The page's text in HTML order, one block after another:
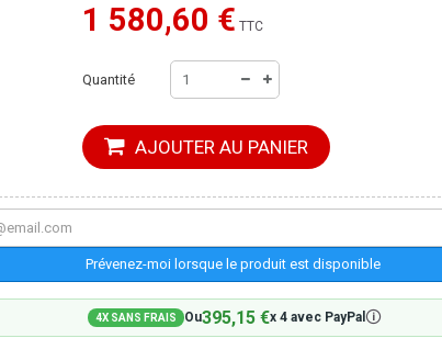
1 580,60 € TTC
Moins cher ailleurs ?
Quantité
AJOUTER AU PANIER
Prévenez-moi lorsque le produit est disponible
4X SANS FRAIS Ou395,15 €x 4 avec PayPal🛈